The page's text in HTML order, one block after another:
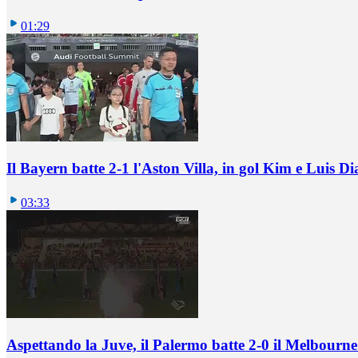
01:29
Il Bayern batte 2-1 l'Aston Villa, in gol Kim e Luis
03:33
Aspettando la Juve, il Palermo batte 2-0 il